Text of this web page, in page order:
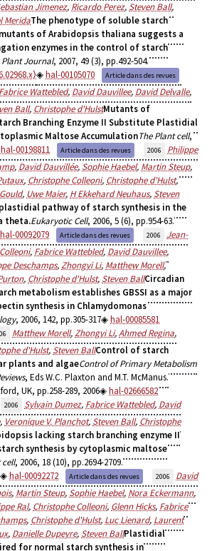
Jimenez, Ricardo Perez, Steven Ball,
MeridaThe phenotype of soluble starch
of Arabidopsis thaliana suggests a
enzymes in the control of starch
Plant Journal, 2007, 49 (3), pp.492-504.
hal-00105070
Article dans des revues
Fabrice Wattebled, David Dauvillee, David Delvalle,
Ball, Christophe d'HulstMutants of
Branching Enzyme II Substitute Plastidial
Maltose AccumulationThe Plant cell,
hal-00198811 Article dans des revues 2006
Philippe
, David Dauvillée, Sophie Haebel, Martin Steup,
, Christophe Colleoni, Christophe d'Hulst,
, Uwe Maier, H Ekkehard Neuhaus, Steven
pathway of starch synthesis in the
theta.Eukaryotic Cell, 2006, 5 (6), pp.954-63.
hal-00092079 Article dans des revues 2006
Jean-
, Fabrice Wattebled, David Dauvillee,
Deschamps,Zhongyi Li, Matthew Morell,
, Christophe d'Hulst, Steven BallCircadian
metabolism establishes GBSSI as a major
synthesis in Chlamydomonas
, 2006, 142, pp.305-317 hal-00085581
Matthew Morell,Zhongyi Li,Ahmed Regina,
d'Hulst, Steven BallControl of starch
plants and algaeControl of Primary Metabolism
, Eds W.C. Plaxton and M.T. McManus.
UK, pp.258-289, 2006
hal-02666582
2006 Sylvain Dumez, Fabrice Wattebled, David
, Veronique V. Planchot, Steven Ball, Christophe
lacking starch branching enzyme II
synthesis by cytoplasmic maltose
cell, 2006, 18 (10), pp.2694-2709.
hal-00092272 Article dans des revues 2006
David
, Martin Steup, Sophie Haebel, Nora Eckermann,
Ral, Christophe Colleoni, Glenn Hicks, Fabrice
, Christophe d'Hulst, Luc Lienard, Laurent
, Danielle Dupeyre, Steven BallPlastidial
for normal starch synthesis in